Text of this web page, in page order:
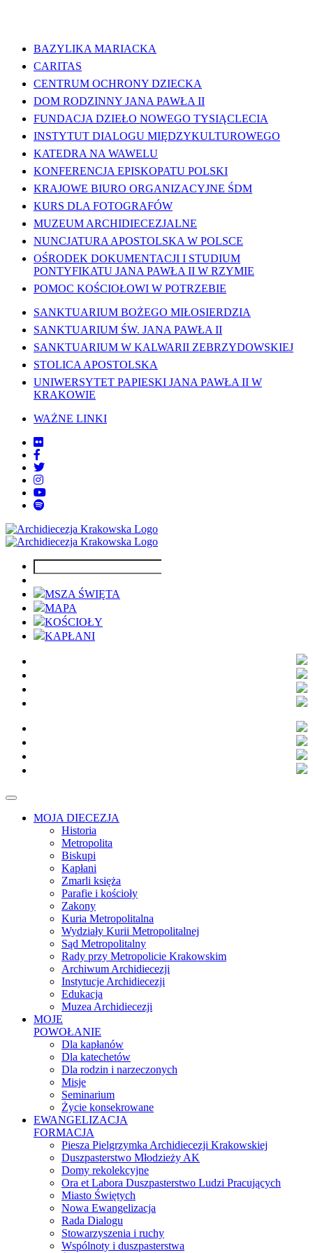
BAZYLIKA MARIACKA
CARITAS
CENTRUM OCHRONY DZIECKA
DOM RODZINNY JANA PAWŁA II
FUNDACJA DZIEŁO NOWEGO TYSIĄCLECIA
INSTYTUT DIALOGU MIĘDZYKULTUROWEGO
KATEDRA NA WAWELU
KONFERENCJA EPISKOPATU POLSKI
KRAJOWE BIURO ORGANIZACYJNE ŚDM
KURS DLA FOTOGRAFÓW
MUZEUM ARCHIDIECEZJALNE
NUNCJATURA APOSTOLSKA W POLSCE
OŚRODEK DOKUMENTACJI I STUDIUM
PONTYFIKATU JANA PAWŁA II W RZYMIE
POMOC KOŚCIOŁOWI W POTRZEBIE
SANKTUARIUM BOŻEGO MIŁOSIERDZIA
SANKTUARIUM ŚW. JANA PAWŁA II
SANKTUARIUM W KALWARII ZEBRZYDOWSKIEJ
STOLICA APOSTOLSKA
UNIWERSYTET PAPIESKI JANA PAWŁA II W
KRAKOWIE
WAŻNE LINKI
MSZA ŚWIĘTA
MAPA
KOŚCIOŁY
KAPŁANI
MOJA DIECEZJA
Historia
Metropolita
Biskupi
Kapłani
Zmarli księża
Parafie i kościoły
Zakony
Kuria Metropolitalna
Wydziały Kurii Metropolitalnej
Sąd Metropolitalny
Rady przy Metropolicie Krakowskim
Archiwum Archidiecezji
Instytucje Archidiecezji
Edukacja
Muzea Archidiecezji
MOJE
POWOŁANIE
Dla kapłanów
Dla katechetów
Dla rodzin i narzeczonych
Misje
Seminarium
Życie konsekrowane
EWANGELIZACJA
FORMACJA
Piesza Pielgrzymka Archidiecezji Krakowskiej
Duszpasterstwo Młodzieży AK
Domy rekolekcyjne
Ora et Labora Duszpasterstwo Ludzi Pracujących
Miasto Świętych
Nowa Ewangelizacja
Rada Dialogu
Stowarzyszenia i ruchy
Wspólnoty i duszpasterstwa